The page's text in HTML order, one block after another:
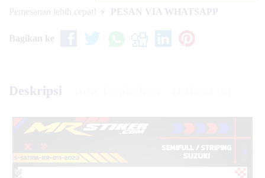
Pemesanan lebih cepat! PESAN VIA WHATSAPP
Bagikan ke
Deskripsi